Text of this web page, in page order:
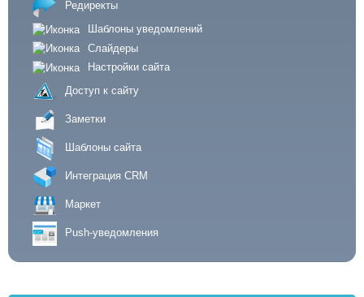
Редиректы
Шаблоны уведомлений
Слайдеры
Настройки сайта
Доступ к сайту
Заметки
Шаблоны сайта
Интеграция CRM
Маркет
Push-уведомления